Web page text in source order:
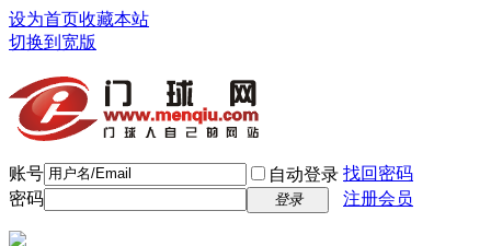
设为首页收藏本站
切换到宽版
账号 自动登录 找回密码
密码
登录 注册会员